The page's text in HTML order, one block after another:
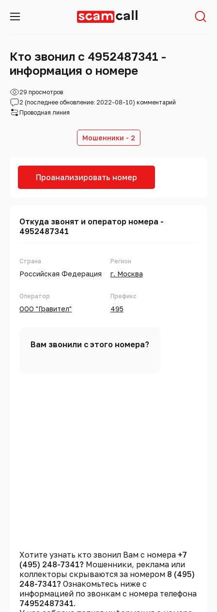
Кто звонил с 4952487341 -
информация о номере
29 просмотров
2 (последнее обновление: 2022-08-10) комментарий
Проводная линия
Мошенники - 2
Проанализировать номер
Откуда звонят и оператор номера -
4952487341
Страна
Российская Федерация
Оператор
ООО "Гравител"
Регион
г. Москва
Префикс
495
Вам звонили с этого номера?
Хотите узнать кто звонил Вам с номера +7
(495) 248-7341? Мошенники, реклама или
коллекторы скрываются за номером 8 (495)
248-7341? Ознакомьтесь ниже с
информацией по звонкам с номера телефона
74952487341.